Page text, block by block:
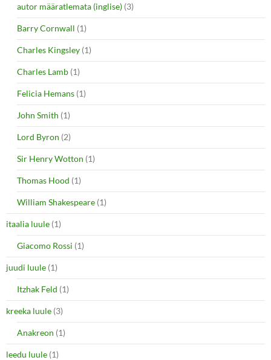
autor määratlemata (inglise) (3)
Barry Cornwall (1)
Charles Kingsley (1)
Charles Lamb (1)
Felicia Hemans (1)
John Smith (1)
Lord Byron (2)
Sir Henry Wotton (1)
Thomas Hood (1)
William Shakespeare (1)
itaalia luule (1)
Giacomo Rossi (1)
juudi luule (1)
Itzhak Feld (1)
kreeka luule (3)
Anakreon (1)
leedu luule (1)